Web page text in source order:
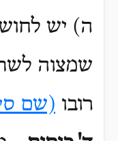
ה) יש
שמצוה
רובו (שם